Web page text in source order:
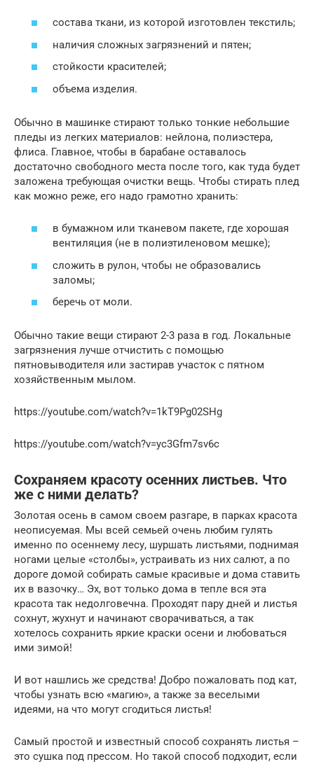
состава ткани, из которой изготовлен текстиль;
наличия сложных загрязнений и пятен;
стойкости красителей;
объема изделия.
Обычно в машинке стирают только тонкие небольшие
пледы из легких материалов: нейлона, полиэстера,
флиса. Главное, чтобы в барабане оставалось
достаточно свободного места после того, как туда будет
заложена требующая очистки вещь. Чтобы стирать плед
как можно реже, его надо грамотно хранить:
в бумажном или тканевом пакете, где хорошая
вентиляция (не в полиэтиленовом мешке);
сложить в рулон, чтобы не образовались
заломы;
беречь от моли.
Обычно такие вещи стирают 2-3 раза в год. Локальные
загрязнения лучше отчистить с помощью
пятновыводителя или застирав участок с пятном
хозяйственным мылом.
https://youtube.com/watch?v=1kT9Pg02SHg
https://youtube.com/watch?v=yc3Gfm7sv6c
Сохраняем красоту осенних листьев. Что
же с ними делать?
Золотая осень в самом своем разгаре, в парках красота
неописуемая. Мы всей семьей очень любим гулять
именно по осеннему лесу, шуршать листьями, поднимая
ногами целые «столбы», устраивать из них салют, а по
дороге домой собирать самые красивые и дома ставить
их в вазочку… Эх, вот только дома в тепле вся эта
красота так недолговечна. Проходят пару дней и листья
сохнут, жухнут и начинают сворачиваться, а так
хотелось сохранить яркие краски осени и любоваться
ими зимой!
И вот нашлись же средства! Добро пожаловать под кат,
чтобы узнать всю «магию», а также за веселыми
идеями, на что могут сгодиться листья!
Самый простой и известный способ сохранять листья –
это сушка под прессом. Но такой способ подходит, если